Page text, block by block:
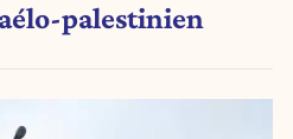
palestinien